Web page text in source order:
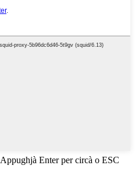
Appughjà Enter per circà o ESC